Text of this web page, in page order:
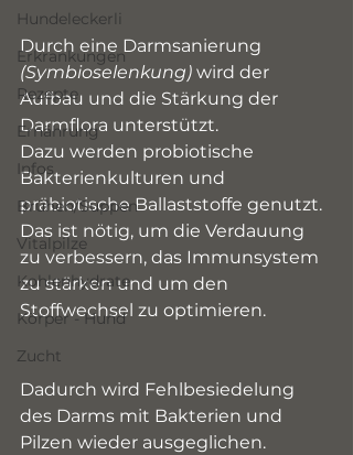
Hundeleckerli
Erkrankungen
Rezepte
Ernährung
Infos
Brühen/Suppen
Vitalpilze
Kohlenhydrate
Körper - Hund
Zucht
Durch eine Darmsanierung
(Symbioselenkung) wird der
Aufbau und die Stärkung der
Darmflora unterstützt.
Dazu werden probiotische
Bakterienkulturen und
präbiotische Ballaststoffe genutzt.
Das ist nötig, um die Verdauung
zu verbessern, das Immunsystem
zu stärken und um den
Stoffwechsel zu optimieren.
Dadurch wird Fehlbesiedelung
des Darms mit Bakterien und
Pilzen wieder ausgeglichen.